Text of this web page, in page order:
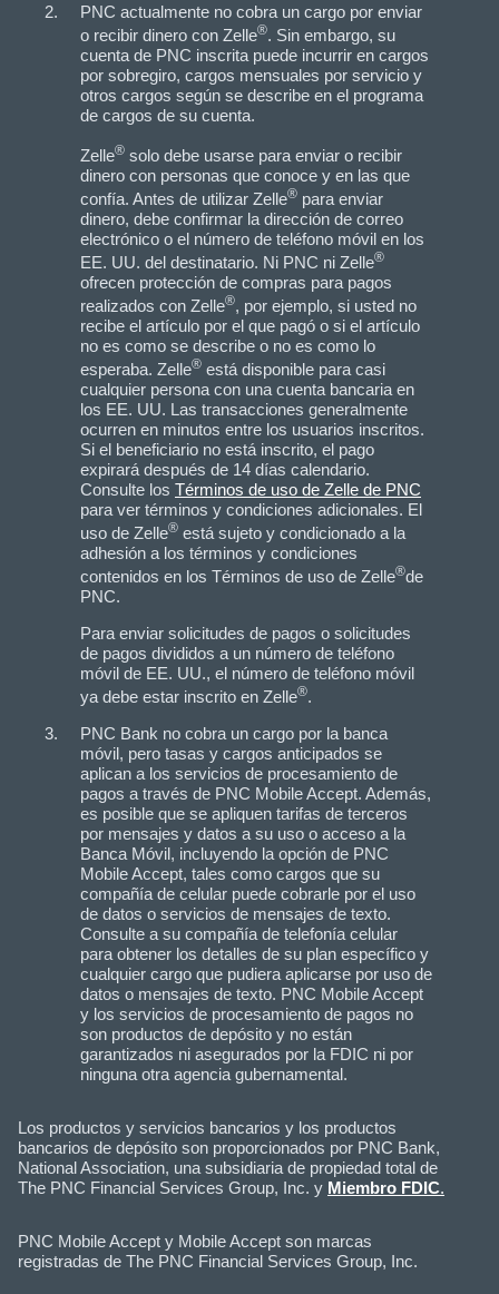
PNC actualmente no cobra un cargo por enviar
o recibir dinero con Zelle®. Sin embargo, su
cuenta de PNC inscrita puede incurrir en cargos
por sobregiro, cargos mensuales por servicio y
otros cargos según se describe en el programa
de cargos de su cuenta.
Zelle® solo debe usarse para enviar o recibir
dinero con personas que conoce y en las que
confía. Antes de utilizar Zelle® para enviar
dinero, debe confirmar la dirección de correo
electrónico o el número de teléfono móvil en los
EE. UU. del destinatario. Ni PNC ni Zelle®
ofrecen protección de compras para pagos
realizados con Zelle®, por ejemplo, si usted no
recibe el artículo por el que pagó o si el artículo
no es como se describe o no es como lo
esperaba. Zelle® está disponible para casi
cualquier persona con una cuenta bancaria en
los EE. UU. Las transacciones generalmente
ocurren en minutos entre los usuarios inscritos.
Si el beneficiario no está inscrito, el pago
expirará después de 14 días calendario.
Consulte los Términos de uso de Zelle de PNC
para ver términos y condiciones adicionales. El
uso de Zelle® está sujeto y condicionado a la
adhesión a los términos y condiciones
contenidos en los Términos de uso de Zelle®de
PNC.
Para enviar solicitudes de pagos o solicitudes
de pagos divididos a un número de teléfono
móvil de EE. UU., el número de teléfono móvil
ya debe estar inscrito en Zelle®.
PNC Bank no cobra un cargo por la banca
móvil, pero tasas y cargos anticipados se
aplican a los servicios de procesamiento de
pagos a través de PNC Mobile Accept. Además,
es posible que se apliquen tarifas de terceros
por mensajes y datos a su uso o acceso a la
Banca Móvil, incluyendo la opción de PNC
Mobile Accept, tales como cargos que su
compañía de celular puede cobrarle por el uso
de datos o servicios de mensajes de texto.
Consulte a su compañía de telefonía celular
para obtener los detalles de su plan específico y
cualquier cargo que pudiera aplicarse por uso de
datos o mensajes de texto. PNC Mobile Accept
y los servicios de procesamiento de pagos no
son productos de depósito y no están
garantizados ni asegurados por la FDIC ni por
ninguna otra agencia gubernamental.
Los productos y servicios bancarios y los productos
bancarios de depósito son proporcionados por PNC Bank,
National Association, una subsidiaria de propiedad total de
The PNC Financial Services Group, Inc. y Miembro FDIC.
PNC Mobile Accept y Mobile Accept son marcas
registradas de The PNC Financial Services Group, Inc.